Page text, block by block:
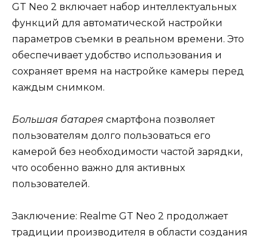
GT Neo 2 включает набор интеллектуальных
функций для автоматической настройки
параметров съемки в реальном времени. Это
обеспечивает удобство использования и
сохраняет время на настройке камеры перед
каждым снимком.
Большая батарея смартфона позволяет
пользователям долго пользоваться его
камерой без необходимости частой зарядки,
что особенно важно для активных
пользователей.
Заключение: Realme GT Neo 2 продолжает
традиции производителя в области создания